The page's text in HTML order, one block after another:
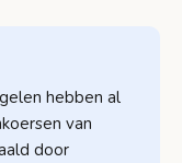
hebben al
van
door